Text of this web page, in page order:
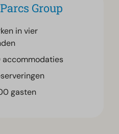
Group
in vier
accommodaties
gasten